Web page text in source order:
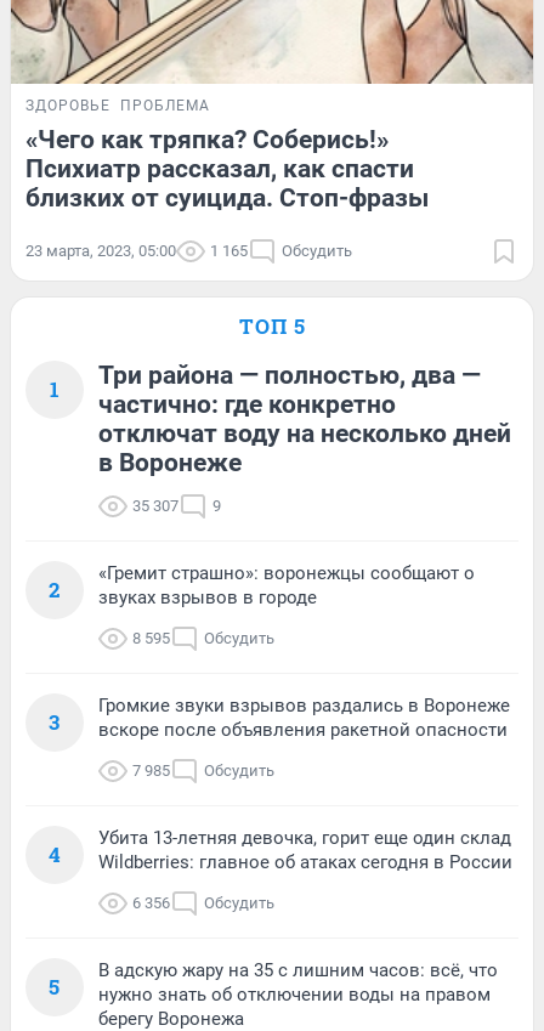
ЗДОРОВЬЕ ПРОБЛЕМА
«Чего как тряпка? Соберись!»
Психиатр рассказал, как спасти
близких от суицида. Стоп-фразы
23 марта, 2023, 05:00 1 165 Обсудить
ТОП 5
1
Три района — полностью, два —
частично: где конкретно
отключат воду на несколько дней
в Воронеже
35 307 9
2
«Гремит страшно»: воронежцы сообщают о
звуках взрывов в городе
8 595 Обсудить
3
Громкие звуки взрывов раздались в Воронеже
вскоре после объявления ракетной опасности
7 985 Обсудить
4
Убита 13-летняя девочка, горит еще один склад
Wildberries: главное об атаках сегодня в России
6 356 Обсудить
5
В адскую жару на 35 с лишним часов: всё, что
нужно знать об отключении воды на правом
берегу Воронежа